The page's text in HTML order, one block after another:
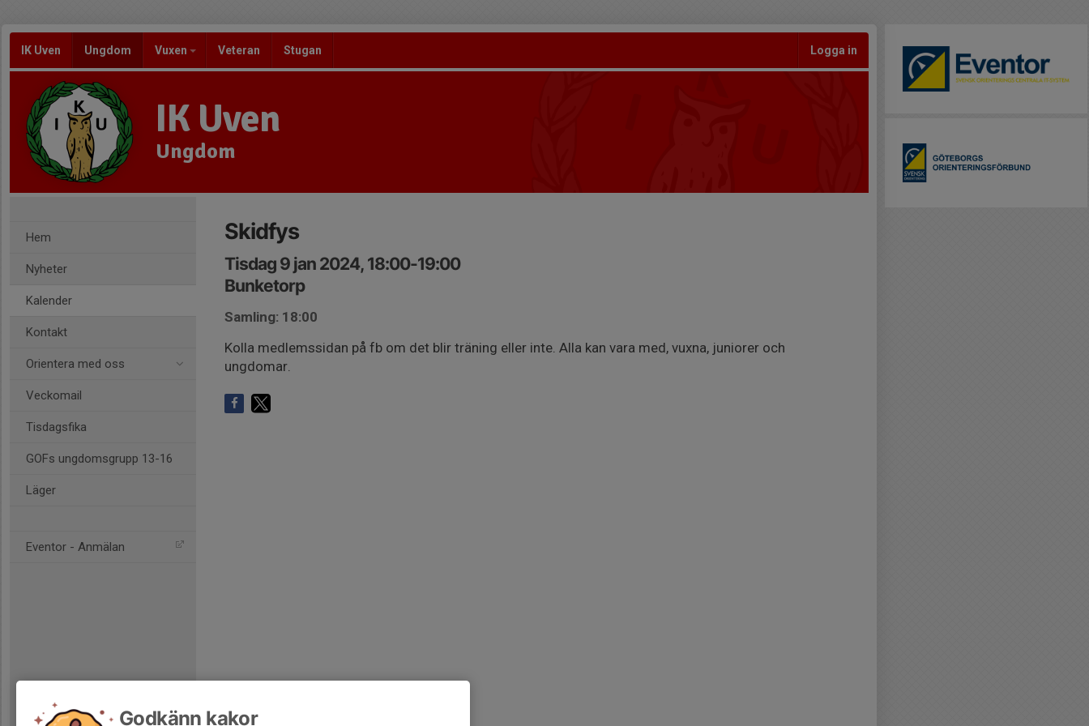
IK Uven Ungdom Vuxen Veteran Stugan Logga in
IK Uven
Ungdom
Hem
Nyheter
Kalender
Kontakt
Orientera med oss
Veckomail
Tisdagsfika
GOFs ungdomsgrupp 13-16
Läger
Eventor - Anmälan
Skidfys
Tisdag 9 jan 2024, 18:00-19:00
Bunketorp
Samling: 18:00
Kolla medlemssidan på fb om det blir träning eller inte. Alla kan vara med, vuxna, juniorer och
ungdomar.
Godkänn kakor